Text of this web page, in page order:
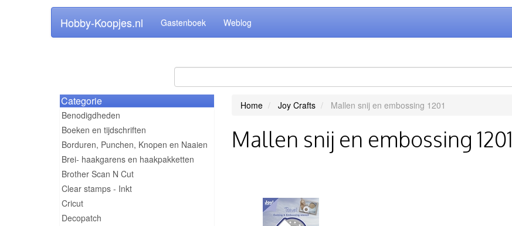
Hobby-Koopjes.nl Gastenboek Weblog
Categorie
Benodigdheden
Boeken en tijdschriften
Borduren, Punchen, Knopen en Naaien
Brei- haakgarens en haakpakketten
Brother Scan N Cut
Clear stamps - Inkt
Cricut
Decopatch
Home Joy Crafts Mallen snij en embossing 1201
Mallen snij en embossing 1201